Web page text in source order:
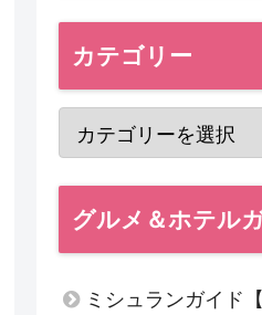
カテゴリー
グルメ＆ホテル
ミシュランガイド